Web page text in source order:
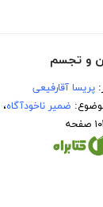
و تجسم
پریسا آقارفیعی
ضمیر ناخودآگاه،